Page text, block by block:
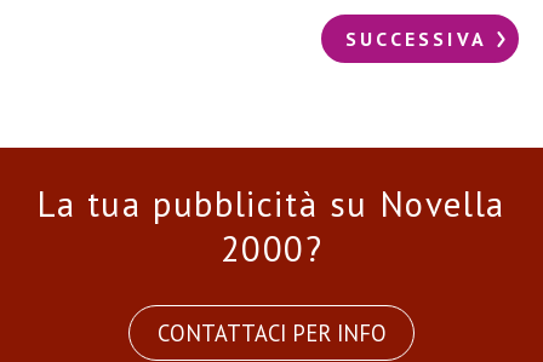
SUCCESSIVA
La tua pubblicità su Novella
2000?
CONTATTACI PER INFO